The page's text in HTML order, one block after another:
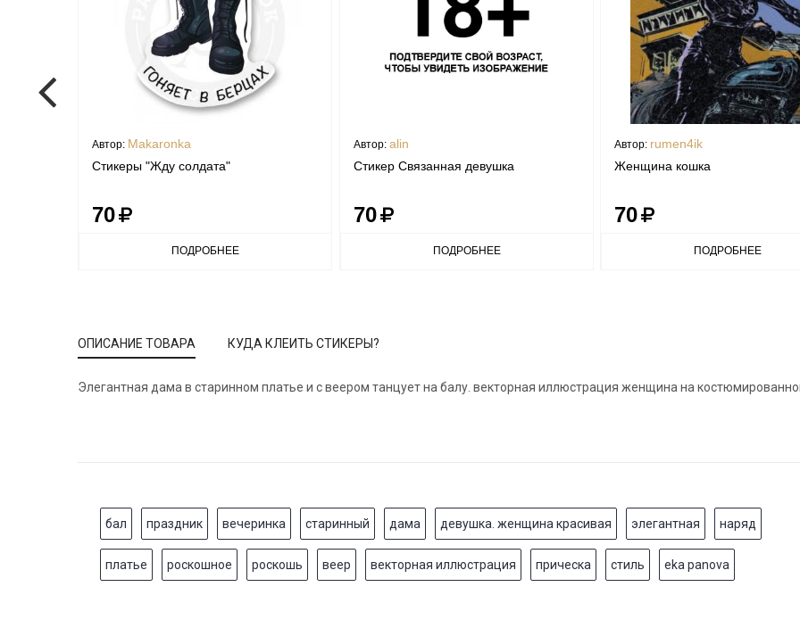
Автор: Makaronka
Стикеры "Жду солдата"
70
ПОДРОБНЕЕ
Автор: alin
Стикер Связанная девушка
70
ПОДРОБНЕЕ
Автор: rumen4ik
Женщина кошка
70
ПОДРОБНЕЕ
ОПИСАНИЕ ТОВАРА КУДА КЛЕИТЬ СТИКЕРЫ?
Элегантная дама в старинном платье и с веером танцует на балу. векторная иллюстрация женщина на
бал праздник вечеринка старинный дама девушка. женщина красивая элегантная наряд
платье роскошное роскошь веер векторная иллюстрация прическа стиль eka panova